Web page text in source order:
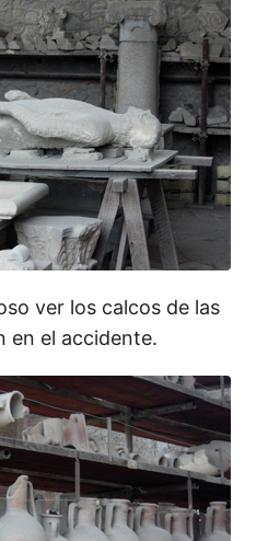
ver los calcos de las
en el accidente.